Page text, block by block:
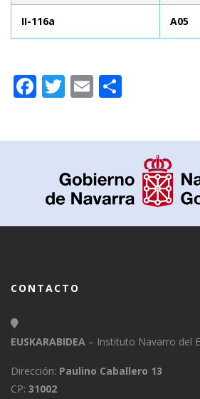
II-116a A05
Facebook
Twitter
Email
CONTACTO
EUSKARABIDEA – Instituto Navarro del
Dirección: Paulino Caballero 13
CP: 31002